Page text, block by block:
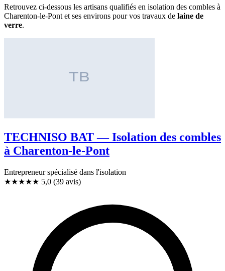
Retrouvez ci-dessous les artisans qualifiés en isolation des combles à
Charenton-le-Pont et ses environs pour vos travaux de laine de
verre.
TECHNISO BAT — Isolation des combles
à Charenton-le-Pont
Entrepreneur spécialisé dans l'isolation
★★★★★ 5,0 (39 avis)